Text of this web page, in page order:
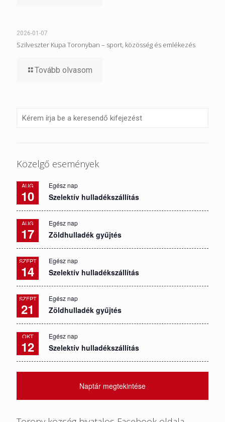
2026-01-07
Szilveszter Kupa Toronyban – sport, közösség és emlékezés
Tovább olvasom
Közelgő események
AUG
10
Egész nap
Szelektív hulladékszállítás
AUG
17
Egész nap
Zöldhulladék gyűjtés
SZEPT
14
Egész nap
Szelektív hulladékszállítás
SZEPT
21
Egész nap
Zöldhulladék gyűjtés
OKT
12
Egész nap
Szelektív hulladékszállítás
Naptár megtekintése